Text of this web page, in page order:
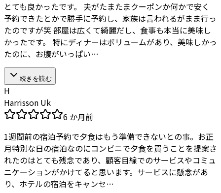
とても良かったです。 夫がたまたまクーポンか何かで安く
予約できたとかで勝手に予約し、家族は言われるがまま行っ
たのですが笑 部屋は広くて綺麗だし、食事も本当に美味し
かったです。 特にディナーはボリュームがあり、美味しかっ
たのに、お腹がいっぱい…
続きを読む
H
Harrisson Uk
6 か月前
1週間前の宿泊予約で夕食はもう準備できないとの事。お正
月特別な日の宿泊なのにコンビニで夕食を買うことを提案さ
れたのはとても残念であり、顧客目線でのサービスやコミュ
ニケーションがかけてると思います。サービスに懸念があ
り、ホテルの宿泊をキャンセ…